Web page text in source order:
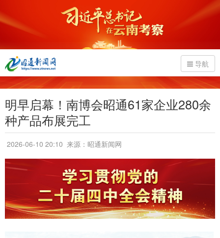
导航
明早启幕！南博会昭通61家企业280余
种产品布展完工
2026-06-10 20:10 来源：昭通新闻网